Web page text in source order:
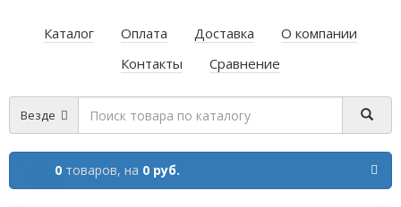
Каталог Оплата Доставка
О компании
Контакты
Сравнение
Везде
0 товаров, на 0 руб.